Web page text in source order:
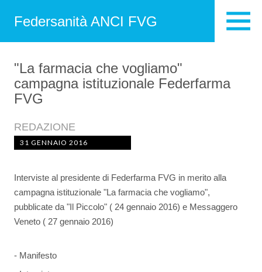
Federsanità ANCI FVG
"La farmacia che vogliamo"
campagna istituzionale Federfarma
FVG
REDAZIONE
31 GENNAIO 2016
Interviste al presidente di Federfarma FVG in merito alla
campagna istituzionale "La farmacia che vogliamo",
pubblicate da "Il Piccolo" ( 24 gennaio 2016) e Messaggero
Veneto ( 27 gennaio 2016)
- Manifesto